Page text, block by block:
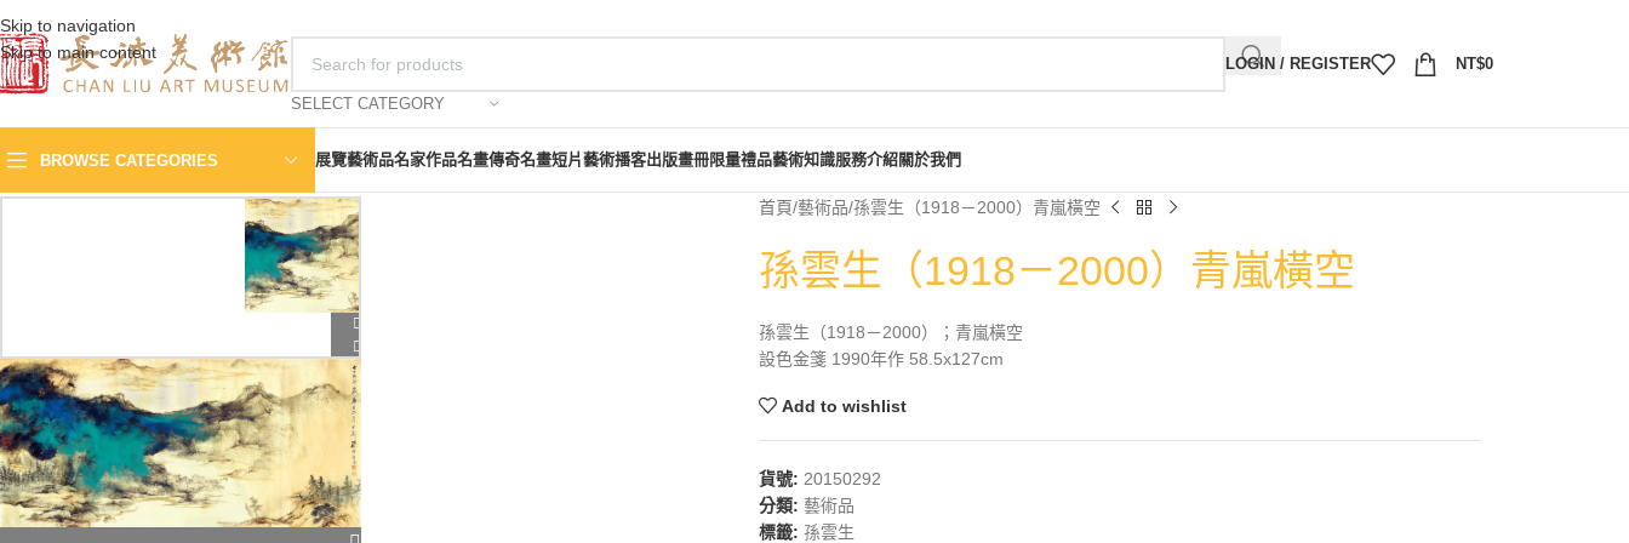
Skip to navigation
Skip to main content
SELECT CATEGORY
LOGIN / REGISTER NT$0
BROWSE CATEGORIES 展覽藝術品名家作品名畫傳奇名畫短片藝術播客出版畫冊限量禮品藝術知識服務介紹關於我們
首頁 藝術品 孫雲生（1918－2000）青嵐橫空
孫雲生（1918－2000）青嵐橫空
孫雲生（1918－2000）；青嵐橫空
設色金箋 1990年作 58.5x127cm
Add to wishlist
貨號: 20150292
分類: 藝術品
標籤: 孫雲生